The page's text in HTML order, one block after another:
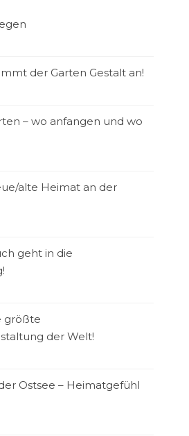
der Garten Gestalt an!
– wo anfangen und wo
alte Heimat an der
geht in die
größte
der Welt!
Ostsee – Heimatgefühl